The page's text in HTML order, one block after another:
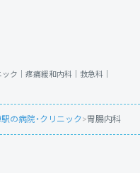
ク｜ 疼痛緩和内科｜ 救急科｜
の病院・クリニック>胃腸内科